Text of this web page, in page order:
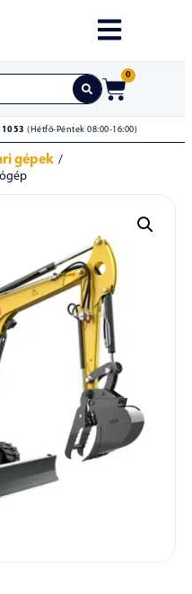
0
(Hétfő-Péntek 08:00-16:00)
gépek /